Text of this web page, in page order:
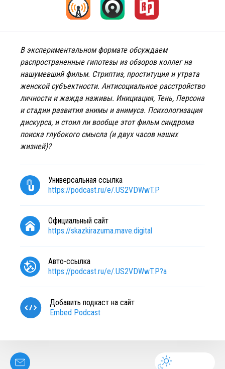
В экспериментальном формате обсуждаем
распространенные гипотезы из обзоров коллег на
нашумевший фильм. Стриптиз, проституция и утрата
женской субъектности. Антисоциальное расстройство
личности и жажда наживы. Инициация, Тень, Персона
и стадии развития анимы и анимуса. Психологизация
дискурса, и стоил ли вообще этот фильм синдрома
поиска глубокого смысла (и двух часов наших
жизней)?
Универсальная ссылка
https://podcast.ru/e/.US2VDWwT.P
Официальный сайт
https://skazkirazuma.mave.digital
Авто-ссылка
https://podcast.ru/e/.US2VDWwT.P?a
Добавить подкаст на сайт
Embed Podcast